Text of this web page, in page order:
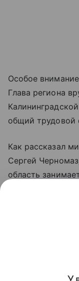
Особое
Глава региона
общий трудовой
Как рассказал
Сергей
область
городской
миллионов
десятки тысяч
газифицированы